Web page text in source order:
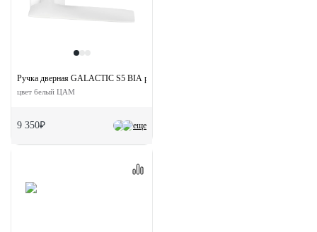
еще
Ручка дверная GALACTIC S5 BIA раздельная на квадратной розетке
цвет белый ЦАМ
9 350₽